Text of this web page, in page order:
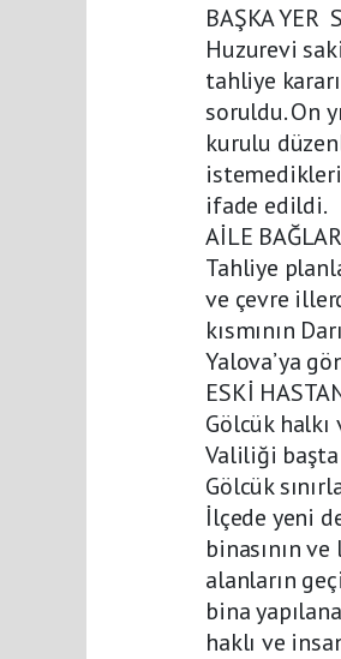
BAŞKA YER
Huzurevi
tahliye
soruldu. On
kurulu
ifade edildi.
AİLE
Tahliye
ve çevre
kısmının
Yalova’ya
ESKİ
Gölcük
Valiliği başta
Gölcük
İlçede yeni
binasının
alanların
bina
haklı ve